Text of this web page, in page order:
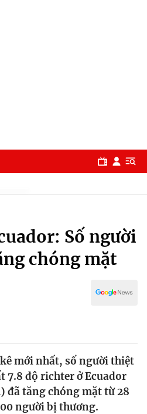
Số người
chóng mặt
mới nhất, số người thiệt
7.8 độ richter ở Ecuador
đã tăng chóng mặt từ 28
người bị thương.